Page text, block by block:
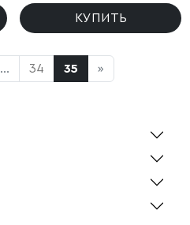
КУПИТЬ
... 34 35 »